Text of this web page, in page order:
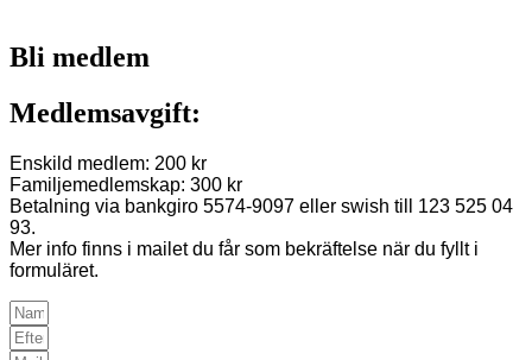
Bli medlem
Medlemsavgift:
Enskild medlem: 200 kr
Familjemedlemskap: 300 kr
Betalning via bankgiro 5574-9097 eller swish till 123 525 04
93.
Mer info finns i mailet du får som bekräftelse när du fyllt i
formuläret.